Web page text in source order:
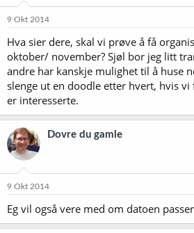
9 Okt 2014
Hva sier dere, skal vi prøve å få
oktober/ november? Sjøl bor jeg litt
andre har kanskje mulighet til å huse
slenge ut en doodle etter hvert, hvis
er interesserte.
Dovre du gamle
9 Okt 2014
Eg vil også vere med om datoen